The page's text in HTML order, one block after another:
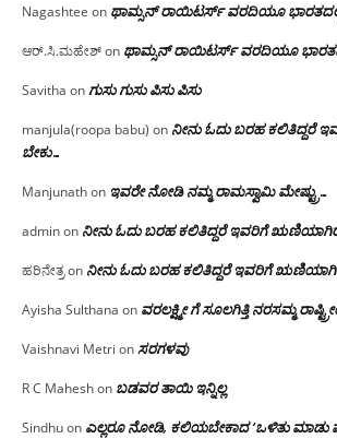
Nagashtee on ಥಾಮ್ಸನ್ ರಾಯಿಟರ್ಸ್ ವರದಿಯೂ ಭಾರತದಲ್ಲಿ
ಆರ್.ಸಿ.ಮಹೇಶ್on ಥಾಮ್ಸನ್ ರಾಯಿಟರ್ಸ್ ವರದಿಯೂ
Savitha onಗುಸು ಗುಸು ಪಿಸು ಪಿಸು
manjula(roopa babu) on ನೀನು ಓದು ಬರಹ ಕಲಿತಿದ್ದರೆ
ಬೇಕು…
Manjunathon ಇವರೇ‌ ನೋಡಿ‌ ನಮ್ಮ‌ ರಾಮಸ್ವಾಮಿ ಮೇಷ್ಟ್ರು…
adminon ನೀನು ಓದು ಬರಹ ಕಲಿತಿದ್ದರೆ ಇವರಿಗೆ
ಹರಿನೇತ್ರon ನೀನು ಓದು ಬರಹ ಕಲಿತಿದ್ದರೆ ಇವರಿಗೆ
Ayisha Sulthana on ವರಲಕ್ಷ್ಮೀ ಗೆ ಸೂಲಗಿತ್ತಿ ನರಸಮ್ಮ‌
Vaishnavi Metri onಸರಗಳವು
R C Maheshon ಬಡವರ ತಾಯಿ ಇನ್ನಿಲ್ಲ
Sindhuon ಎಲ್ಲರೂ ನೋಡಿ, ಕಲಿಯಬೇಕಾದ ‘ಒಳಿತು ಮಾಡು